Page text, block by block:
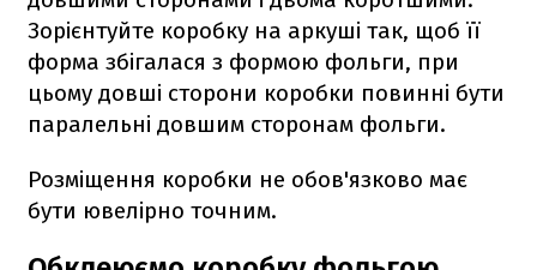
Зорієнтуйте коробку на аркуші так, щоб її
форма збігалася з формою фольги, при
цьому довші сторони коробки повинні бути
паралельні довшим сторонам фольги.
Розміщення коробки не обов'язково має
бути ювелірно точним.